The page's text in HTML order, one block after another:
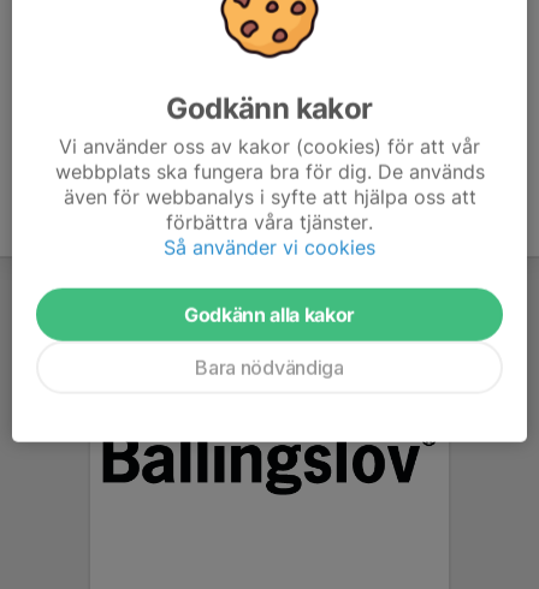
Godkänn kakor
Vi använder oss av kakor (cookies) för att vår
webbplats ska fungera bra för dig. De används
även för webbanalys i syfte att hjälpa oss att
förbättra våra tjänster.
Så använder vi cookies
Godkänn alla kakor
Bara nödvändiga